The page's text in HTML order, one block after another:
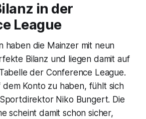
in der
League
haben die Mainzer mit neun
Bilanz und liegen damit auf
der Conference League.
dem Konto zu haben, fühlt sich
Niko Bungert. Die
scheint damit schon sicher,